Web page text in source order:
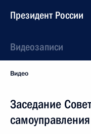
Президент России
Видеозаписи
Видео
Заседание
самоуправления